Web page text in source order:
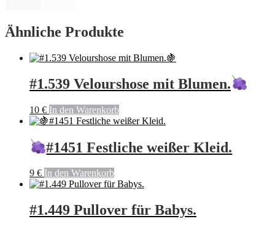
Ähnliche Produkte
#1.539 Velourshose mit Blumen.
10 € In den Warenkorb
#1451 Festliche weißer Kleid.
9 € In den Warenkorb
#1.449 Pullover für Babys.